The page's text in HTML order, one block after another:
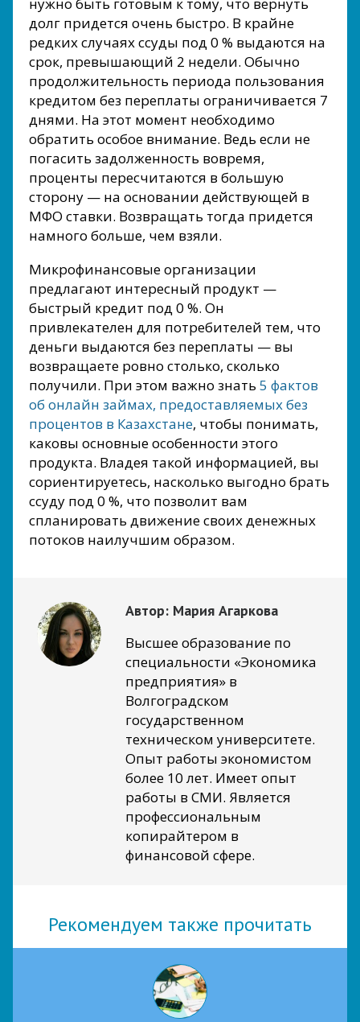
долг придется очень быстро. В крайне
редких случаях ссуды под 0 % выдаются на
срок, превышающий 2 недели. Обычно
продолжительность периода пользования
кредитом без переплаты ограничивается 7
днями. На этот момент необходимо
обратить особое внимание. Ведь если не
погасить задолженность вовремя,
проценты пересчитаются в большую
сторону — на основании действующей в
МФО ставки. Возвращать тогда придется
намного больше, чем взяли.
Микрофинансовые организации
предлагают интересный продукт —
быстрый кредит под 0 %. Он
привлекателен для потребителей тем, что
деньги выдаются без переплаты — вы
возвращаете ровно столько, сколько
получили. При этом важно знать 5 фактов
об онлайн займах, предоставляемых без
процентов в Казахстане, чтобы понимать,
каковы основные особенности этого
продукта. Владея такой информацией, вы
сориентируетесь, насколько выгодно брать
ссуду под 0 %, что позволит вам
спланировать движение своих денежных
потоков наилучшим образом.
Автор: Мария Агаркова
Высшее образование по
специальности «Экономика
предприятия» в
Волгоградском
государственном
техническом университете.
Опыт работы экономистом
более 10 лет. Имеет опыт
работы в СМИ. Является
профессиональным
копирайтером в
финансовой сфере.
Рекомендуем также прочитать